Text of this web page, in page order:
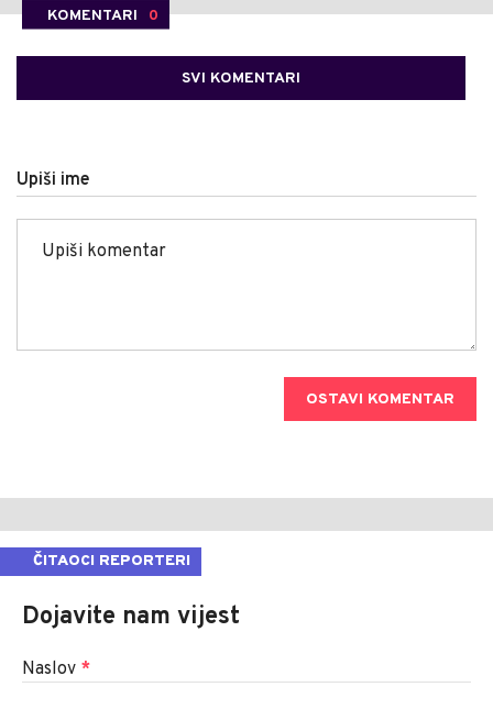
KOMENTARI 0
SVI KOMENTARI
Upiši ime
OSTAVI KOMENTAR
ČITAOCI REPORTERI
Dojavite nam vijest
Naslov *